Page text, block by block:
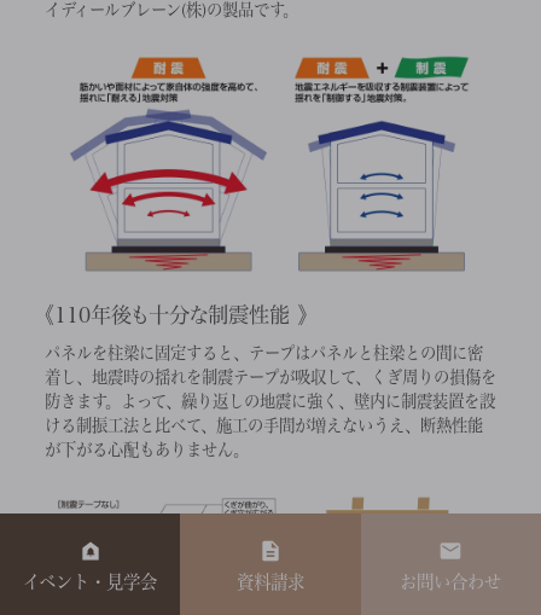
イディールブレーン(株)の製品です。
110年後も十分な制震性能
パネルを柱梁に固定すると、テープはパネルと柱梁との間に密
着し、地震時の揺れを制震テープが吸収して、くぎ周りの損傷を
防きます。よって、繰り返しの地震に強く、壁内に制震装置を設
ける制振工法と比べて、施工の手間が増えないうえ、断熱性能
が下がる心配もありません。
イベント・見学会 資料請求 お問い合わせ